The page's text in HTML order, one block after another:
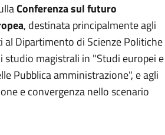
Conferenza sul futuro
, destinata principalmente agli
Dipartimento di Scienze Politiche
studio magistrali in "Studi europei e
Pubblica amministrazione", e agli
e convergenza nello scenario